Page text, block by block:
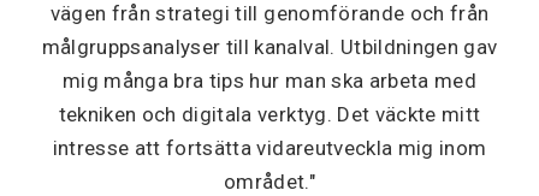
vägen från strategi till genomförande och från
målgruppsanalyser till kanalval. Utbildningen gav
mig många bra tips hur man ska arbeta med
tekniken och digitala verktyg. Det väckte mitt
intresse att fortsätta vidareutveckla mig inom
området."